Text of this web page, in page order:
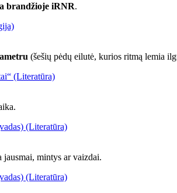
brandžioje iRNR.
(šešių pėdų eilutė, kurios ritmą lemia
(Literatūra)
(Literatūra)
mintys ar vaizdai.
(Literatūra)